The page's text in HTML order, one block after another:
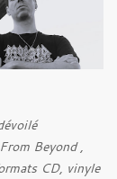
Beyond ,
CD, vinyle